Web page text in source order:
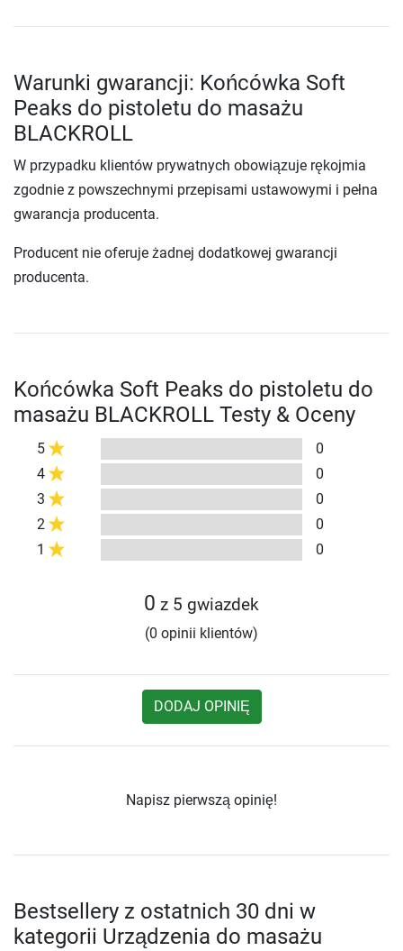
Warunki gwarancji: Końcówka Soft
Peaks do pistoletu do masażu
BLACKROLL
W przypadku klientów prywatnych obowiązuje rękojmia
zgodnie z powszechnymi przepisami ustawowymi i pełna
gwarancja producenta.
Producent nie oferuje żadnej dodatkowej gwarancji
producenta.
Końcówka Soft Peaks do pistoletu do
masażu BLACKROLL Testy & Oceny
5
0
4
0
3
0
2
0
1
0
0 z 5 gwiazdek
(0 opinii klientów)
DODAJ OPINIĘ
Napisz pierwszą opinię!
Bestsellery z ostatnich 30 dni w
kategorii Urządzenia do masażu